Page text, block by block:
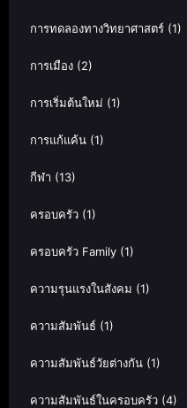
การทดลองทางวิทยาศาสตร์ (1)
การเมือง (2)
การเริ่มต้นใหม่ (1)
การแก้แค้น (1)
กีฬา (13)
ครอบครัว (1)
ครอบครัว Family (1)
ความรุนแรงในสังคม (1)
ความสัมพันธ์ (1)
ความสัมพันธ์วัยต่างกัน (1)
ความสัมพันธ์ในครอบครัว (4)